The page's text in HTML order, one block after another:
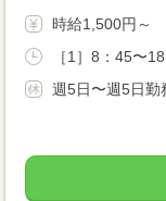
時給1,500円～
［1］8：45〜
週5日〜週5日勤